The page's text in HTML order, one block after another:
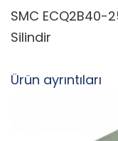
SMC
Silindir
Ürün ayrıntıları